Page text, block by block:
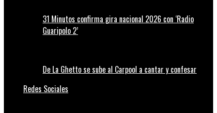
31 Minutos confirma gira nacional 2026 con ‘Radio
Guaripolo 2’
De La Ghetto se sube al Carpool a cantar y confesar
Redes Sociales